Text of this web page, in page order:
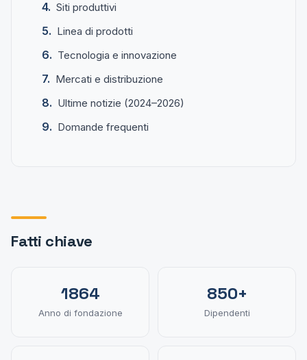
Siti produttivi
Linea di prodotti
Tecnologia e innovazione
Mercati e distribuzione
Ultime notizie (2024–2026)
Domande frequenti
Fatti chiave
1864
Anno di fondazione
850+
Dipendenti